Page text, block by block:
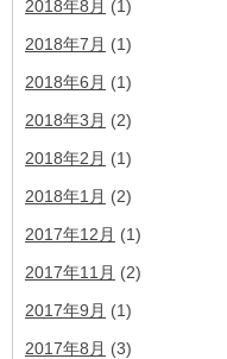
2018年8月 (1)
2018年7月 (1)
2018年6月 (1)
2018年3月 (2)
2018年2月 (1)
2018年1月 (2)
2017年12月 (1)
2017年11月 (2)
2017年9月 (1)
2017年8月 (3)